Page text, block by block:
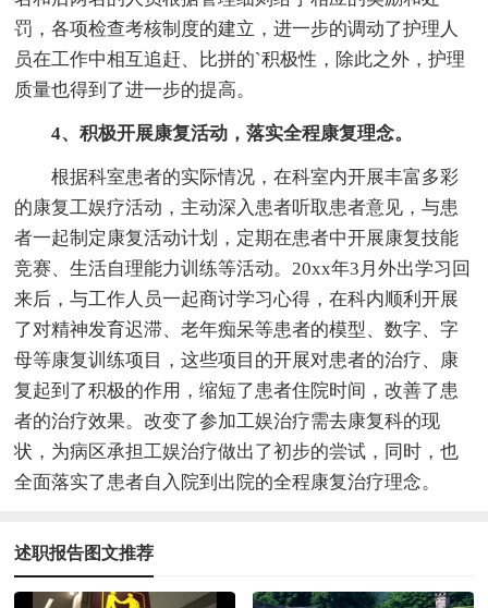
罚，各项检查考核制度的建立，进一步的调动了护理人
员在工作中相互追赶、比拼的`积极性，除此之外，护理
质量也得到了进一步的提高。
4、积极开展康复活动，落实全程康复理念。
根据科室患者的实际情况，在科室内开展丰富多彩
的康复工娱疗活动，主动深入患者听取患者意见，与患
者一起制定康复活动计划，定期在患者中开展康复技能
竞赛、生活自理能力训练等活动。20xx年3月外出学习回
来后，与工作人员一起商讨学习心得，在科内顺利开展
了对精神发育迟滞、老年痴呆等患者的模型、数字、字
母等康复训练项目，这些项目的开展对患者的治疗、康
复起到了积极的作用，缩短了患者住院时间，改善了患
者的治疗效果。改变了参加工娱治疗需去康复科的现
状，为病区承担工娱治疗做出了初步的尝试，同时，也
全面落实了患者自入院到出院的全程康复治疗理念。
述职报告图文推荐